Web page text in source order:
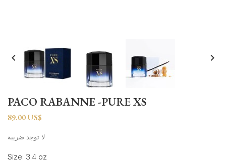
 
PACO RABANNE -PURE XS
89.00 US$
لا توجد ضريبة
Size: 3.4 oz